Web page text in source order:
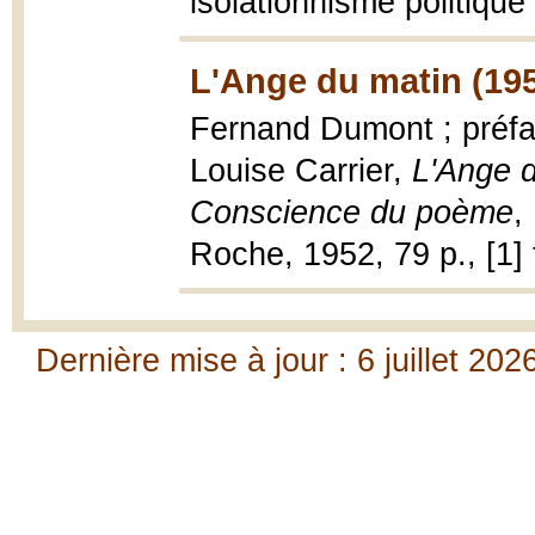
L'Ange du matin
Fernand Dumont ;
Louise Carrier, L'Ange
Conscience du poème,
Roche, 1952, 79 p.,
Dernière mise à jour : 6 juillet